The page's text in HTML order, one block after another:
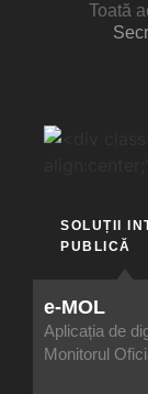
Toată
e-MOL
Aplicația de
Monitorul
SOLUȚII
PUBLICĂ